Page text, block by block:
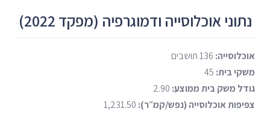
נתוני אוכלוסייה ודמוגרפיה (מפקד 2022)
אוכלוסייה:
משקי בית:
גודל משק בית ממוצע:
צפיפות אוכלוסייה (נפש/קמ״ר):